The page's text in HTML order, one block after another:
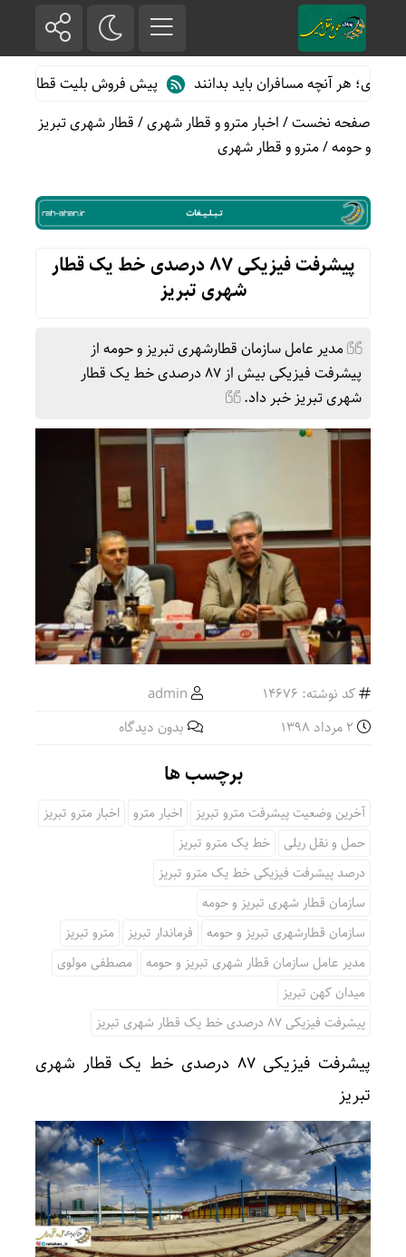
هر آنچه مسافران باید بدانند
پیش فروش بلیت قطارهای مسافری/
صفحه نخست/اخبار مترو و قطار شهری/قطار شهری تبریز
و حومه/مترو و قطار شهری
پیشرفت فیزیکی ۸۷ درصدی خط یک قطار
شهری تبریز
مدیر عامل سازمان قطارشهری تبریز و حومه از
پیشرفت فیزیکی بیش از 87 درصدی خط یک قطار
شهری تبریز خبر داد.
کد نوشته: 14676
admin
بدون دیدگاه
برچسب ها
آخرین وضعیت پیشرفت مترو تبریز اخبار مترو
اخبار مترو تبریز
حمل و نقل ریلی
خط یک مترو تبریز
درصد پیشرفت فیزیکی خط یک مترو تبریز
سازمان قطار شهری تبریز و حومه
سازمان قطارشهری تبریز و حومه
فرماندار تبریز
مترو تبریز
مدیر عامل سازمان قطار شهری تبریز و حومه
مصطفی مولوی
میدان کهن تبریز
پیشرفت فیزیکی 87 درصدی خط یک قطار شهری تبریز
پیشرفت فیزیکی ۸۷ درصدی خط یک قطار شهری
تبریز